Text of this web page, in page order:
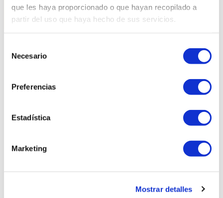
que les haya proporcionado o que hayan recopilado a
partir del uso que haya hecho de sus servicios.
Necesario
Preferencias
Estadística
Marketing
Mostrar detalles
Productes relacionats